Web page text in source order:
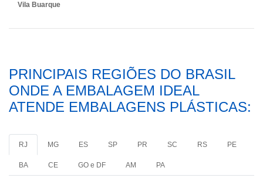
Vila Buarque
PRINCIPAIS REGIÕES DO BRASIL
ONDE A EMBALAGEM IDEAL
ATENDE EMBALAGENS PLÁSTICAS:
RJ MG ES SP PR SC RS PE
BA CE GO e DF AM PA